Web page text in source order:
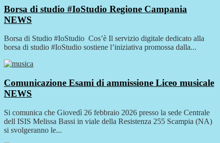
Borsa di studio #IoStudio Regione Campania
NEWS
Borsa di Studio #IoStudio Cos’è Il servizio digitale dedicato alla
borsa di studio #IoStudio sostiene l’iniziativa promossa dalla...
Comunicazione Esami di ammissione Liceo musicale
NEWS
Si comunica che Giovedì 26 febbraio 2026 presso la sede Centrale
dell ISIS Melissa Bassi in viale della Resistenza 255 Scampia (NA)
si svolgeranno le...